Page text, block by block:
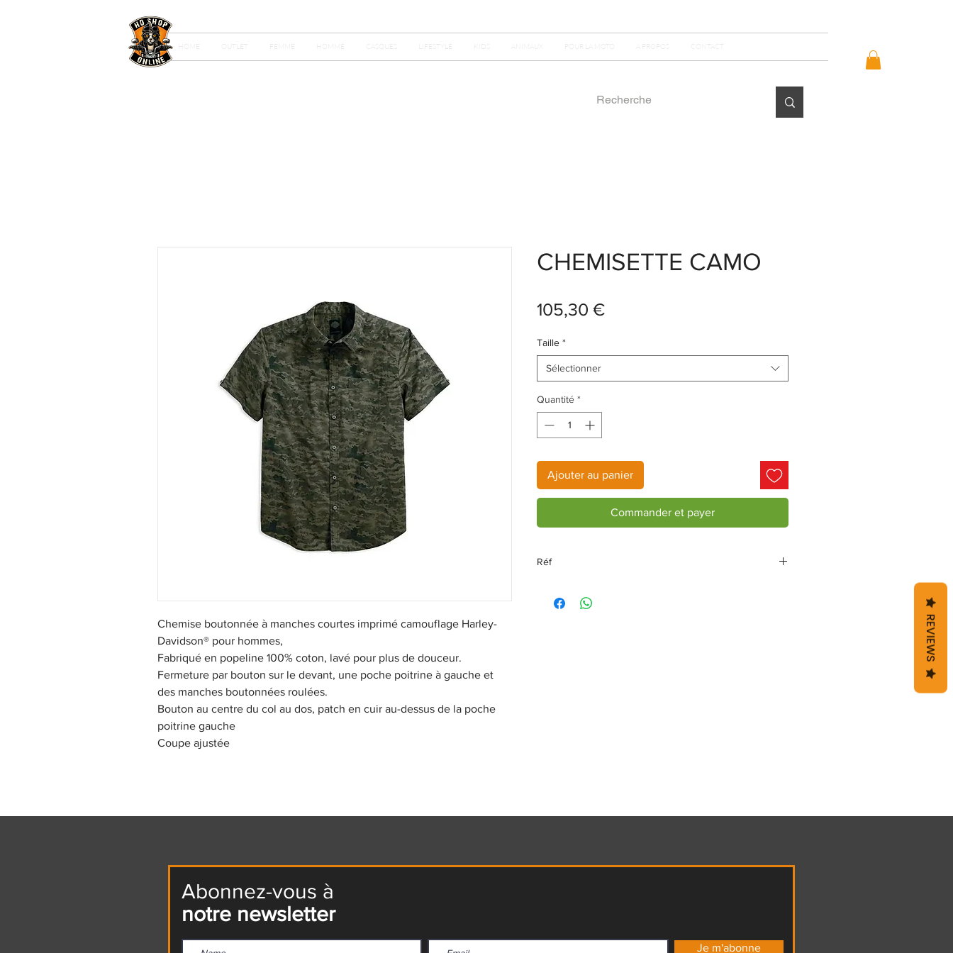
HOME OUTLET FEMME HOMME CASQUES LIFESTYLE KIDS ANIMAUX POUR LA MOTO A PROPOS CONTACT
Chemise boutonnée à manches courtes imprimé camouflage Harley-
Davidson® pour hommes,
Fabriqué en popeline 100% coton, lavé pour plus de douceur.
Fermeture par bouton sur le devant, une poche poitrine à gauche et
des manches boutonnées roulées.
Bouton au centre du col au dos, patch en cuir au-dessus de la poche
poitrine gauche
Coupe ajustée
CHEMISETTE CAMO
105,30 €Prix
Taille *
Sélectionner
Quantité *
Ajouter au panier
Commander et payer
Réf
Abonnez-vous à
notre newsletter
Je m'abonne
REVIEWS